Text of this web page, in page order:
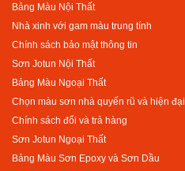
Bảng Màu Nội Thất
Nhà xinh với gam màu trung tính
Chính sách bảo mật thông tin
Sơn Jotun Nội Thất
Bảng Màu Ngoại Thất
Chọn màu sơn nhà quyến rũ và hiện đại
Chính sách đổi và trả hàng
Sơn Jotun Ngoại Thất
Bảng Màu Sơn Epoxy và Sơn Dầu